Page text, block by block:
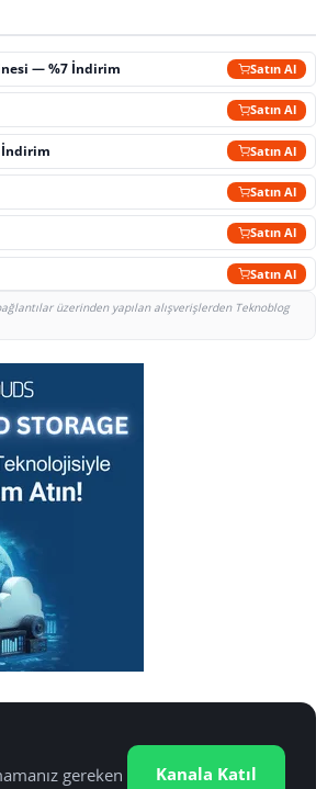
— %7 İndirim Satın Al
Satın Al
İndirim Satın Al
Satın Al
Satın Al
Satın Al
üzerinden yapılan alışverişlerden Teknoblog
gereken Kanala Katıl